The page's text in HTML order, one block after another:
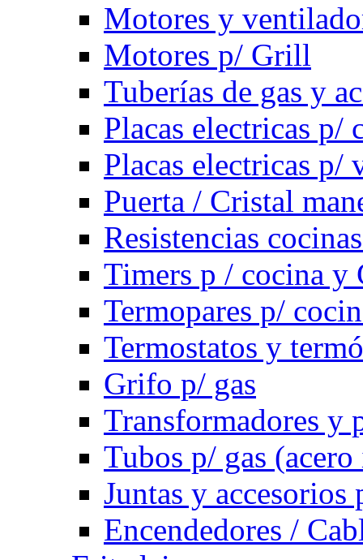
Motores y
Motores p/ Grill
Tuberías de gas y
Placas electricas p/
Placas electricas p/
Puerta / Cristal
Resistencias
Timers p / cocina y
Termopares p/
Termostatos y
Grifo p/ gas
Transformadores y
Tubos p/ gas
Juntas y accesorios
Encendedores /